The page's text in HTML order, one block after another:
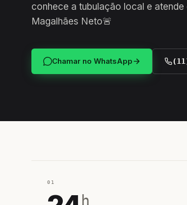
conhece a tubulação local e
Magalhães Neto🚨
Chamar no WhatsApp
01
h